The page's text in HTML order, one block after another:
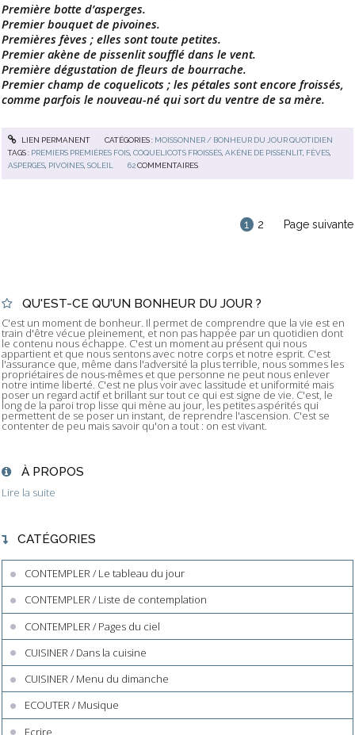
Première botte d’asperges.
Premier bouquet de pivoines.
Premières fèves ; elles sont toute petites.
Premier akène de pissenlit soufflé dans le vent.
Première dégustation de fleurs de bourrache.
Premier champ de coquelicots ; les pétales sont encore froissés,
comme parfois le nouveau-né qui sort du ventre de sa mère.
LIEN PERMANENT CATÉGORIES : MOISSONNER / BONHEUR DU JOUR QUOTIDIEN
TAGS : PREMIERS PREMIÈRES FOIS,COQUELICOTS FROISSÉS,AKÈNE DE PISSENLIT, FÈVES,
ASPERGES, PIVOINES,SOLEIL 62 COMMENTAIRES
1 2 Page suivante
QU'EST-CE QU'UN BONHEUR DU JOUR ?
C'est un moment de bonheur. Il permet de comprendre que la vie est en
train d'être vécue pleinement, et non pas happée par un quotidien dont
le contenu nous échappe. C'est un moment au présent qui nous
appartient et que nous sentons avec notre corps et notre esprit. C'est
l'assurance que, même dans l'adversité la plus terrible, nous sommes les
propriétaires de nous-mêmes et que personne ne peut nous enlever
notre intime liberté. C'est ne plus voir avec lassitude et uniformité mais
poser un regard actif et brillant sur tout ce qui est signe de vie. C'est, le
long de la paroi trop lisse qui mène au jour, les petites aspérités qui
permettent de se poser un instant, de reprendre l'ascension. C'est se
contenter de peu mais savoir qu'on a tout : on est vivant.
À PROPOS
Lire la suite
CATÉGORIES
CONTEMPLER / Le tableau du jour
CONTEMPLER / Liste de contemplation
CONTEMPLER / Pages du ciel
CUISINER / Dans la cuisine
CUISINER / Menu du dimanche
ECOUTER / Musique
Ecrire